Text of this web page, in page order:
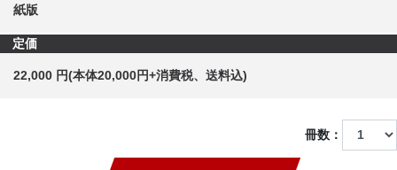
紙版
定価
22,000 円(本体20,000円+消費税、送料込)
冊数：